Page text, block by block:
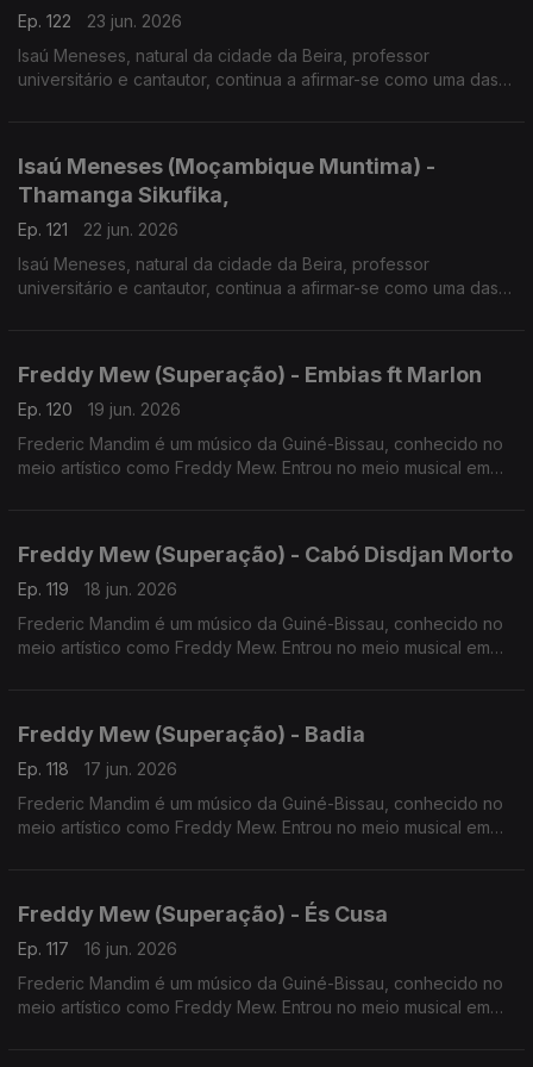
Ep. 122
23 jun. 2026
Isaú Meneses, natural da cidade da Beira, professor
universitário e cantautor, continua a afirmar-se como uma das
Isaú Meneses (Moçambique Muntima) -
Thamanga Sikufika,
Ep. 121
22 jun. 2026
Isaú Meneses, natural da cidade da Beira, professor
universitário e cantautor, continua a afirmar-se como uma das
Freddy Mew (Superação) - Embias ft Marlon
Ep. 120
19 jun. 2026
Frederic Mandim é um músico da Guiné-Bissau, conhecido no
meio artístico como Freddy Mew. Entrou no meio musical em
Freddy Mew (Superação) - Cabó Disdjan Morto
Ep. 119
18 jun. 2026
Frederic Mandim é um músico da Guiné-Bissau, conhecido no
meio artístico como Freddy Mew. Entrou no meio musical em
Freddy Mew (Superação) - Badia
Ep. 118
17 jun. 2026
Frederic Mandim é um músico da Guiné-Bissau, conhecido no
meio artístico como Freddy Mew. Entrou no meio musical em
Freddy Mew (Superação) - És Cusa
Ep. 117
16 jun. 2026
Frederic Mandim é um músico da Guiné-Bissau, conhecido no
meio artístico como Freddy Mew. Entrou no meio musical em